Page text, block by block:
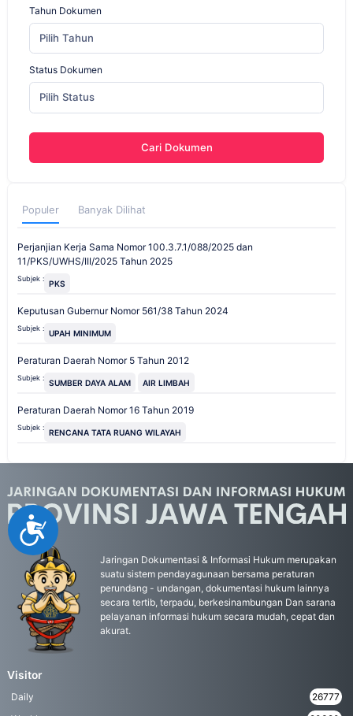
Accessibility
Tahun Dokumen
Pilih Tahun
Status Dokumen
Pilih Status
Cari Dokumen
Populer Banyak Dilihat
Perjanjian Kerja Sama Nomor 100.3.7.1/088/2025 dan
11/PKS/UWHS/III/2025 Tahun 2025
Subjek : PKS
Keputusan Gubernur Nomor 561/38 Tahun 2024
Subjek : UPAH MINIMUM
Peraturan Daerah Nomor 5 Tahun 2012
Subjek : SUMBER DAYA ALAM AIR LIMBAH
Peraturan Daerah Nomor 16 Tahun 2019
Subjek : RENCANA TATA RUANG WILAYAH
Jaringan Dokumentasi & Informasi Hukum merupakan
suatu sistem pendayagunaan bersama peraturan
perundang - undangan, dokumentasi hukum lainnya
secara tertib, terpadu, berkesinambungan Dan sarana
pelayanan informasi hukum secara mudah, cepat dan
akurat.
Visitor
Daily
26777